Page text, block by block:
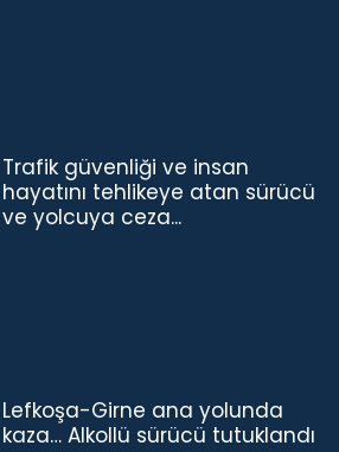
Trafik güvenliği ve insan
hayatını tehlikeye atan sürücü
ve yolcuya ceza...
Lefkoşa-Girne ana yolunda
kaza… Alkollü sürücü tutuklandı